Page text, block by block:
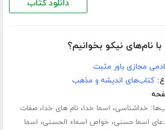
دانلود کتاب
نام‌های نیکو بخوانیم؟
مجازی باور مثبت
کتاب‌های اندیشه و مذهب
خداشناسی، اسما خدا،نام های خدا،صفات
اسما حسنی، خواص اسماء الحسنی، اسما